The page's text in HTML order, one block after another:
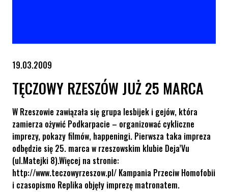
19.03.2009
TĘCZOWY RZESZÓW JUŻ 25 MARCA
W Rzeszowie zawiązała się grupa lesbijek i gejów, która
zamierza ożywić Podkarpacie – organizować cykliczne
imprezy, pokazy filmów, happeningi. Pierwsza taka impreza
odbędzie się 25. marca w rzeszowskim klubie Deja’Vu
(ul.Matejki 8).Więcej na stronie:
http://www.teczowyrzeszow.pl/ Kampania Przeciw Homofobii
i czasopismo Replika objęły imprezę matronatem.